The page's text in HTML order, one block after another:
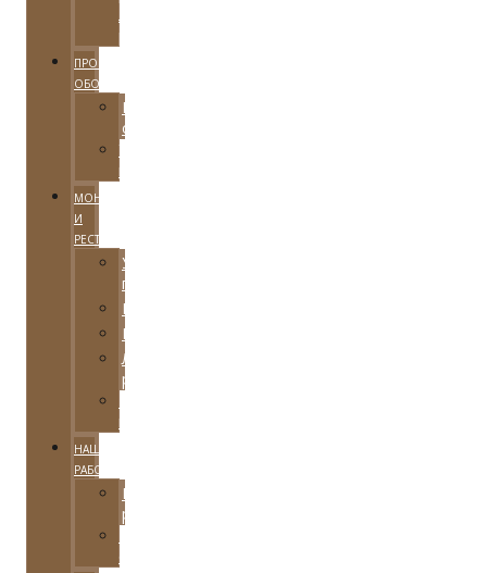
локальной
реставрации
ПРОКАТ
ОБОРУДОВАНИЯ
Каталог
оборудования
Условия
проката
МОНТАЖ
И
РЕСТАВРАЦИЯ
Укладка
паркета
Реставрация
Цены
Локальная
реставрация
планы
НАШИ
РАБОТЫ
Примеры
работ